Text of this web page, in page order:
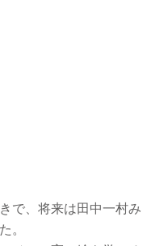
で、将来は田中一村み
。